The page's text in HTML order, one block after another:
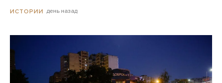
ИСТОРИИ день назад